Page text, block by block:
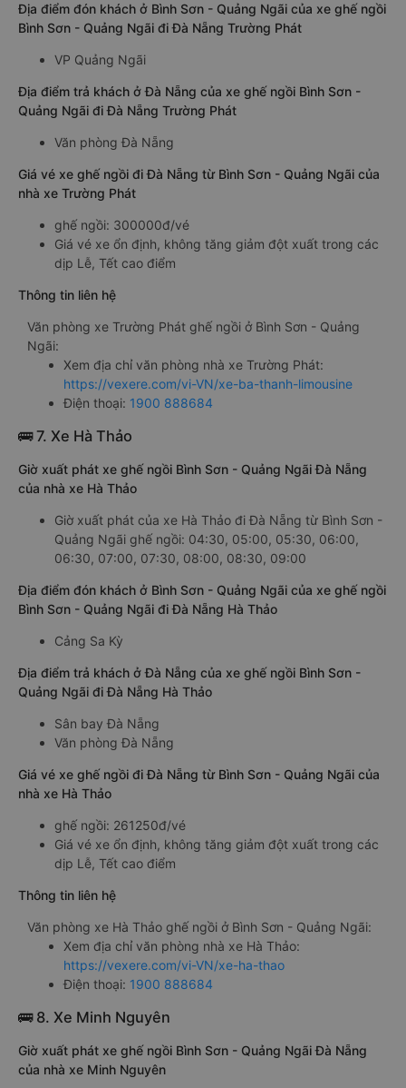
Địa điểm đón khách ở Bình Sơn - Quảng Ngãi của xe ghế ngồi
Bình Sơn - Quảng Ngãi đi Đà Nẵng Trường Phát
VP Quảng Ngãi
Địa điểm trả khách ở Đà Nẵng của xe ghế ngồi Bình Sơn -
Quảng Ngãi đi Đà Nẵng Trường Phát
Văn phòng Đà Nẵng
Giá vé xe ghế ngồi đi Đà Nẵng từ Bình Sơn - Quảng Ngãi của
nhà xe Trường Phát
ghế ngồi: 300000đ/vé
Giá vé xe ổn định, không tăng giảm đột xuất trong các
dịp Lễ, Tết cao điểm
Thông tin liên hệ
Văn phòng xe Trường Phát ghế ngồi ở Bình Sơn - Quảng
Ngãi:
Xem địa chỉ văn phòng nhà xe Trường Phát:
https://vexere.com/vi-VN/xe-ba-thanh-limousine
Điện thoại: 1900 888684
🚌 7. Xe Hà Thảo
Giờ xuất phát xe ghế ngồi Bình Sơn - Quảng Ngãi Đà Nẵng
của nhà xe Hà Thảo
Giờ xuất phát của xe Hà Thảo đi Đà Nẵng từ Bình Sơn -
Quảng Ngãi ghế ngồi: 04:30, 05:00, 05:30, 06:00,
06:30, 07:00, 07:30, 08:00, 08:30, 09:00
Địa điểm đón khách ở Bình Sơn - Quảng Ngãi của xe ghế ngồi
Bình Sơn - Quảng Ngãi đi Đà Nẵng Hà Thảo
Cảng Sa Kỳ
Địa điểm trả khách ở Đà Nẵng của xe ghế ngồi Bình Sơn -
Quảng Ngãi đi Đà Nẵng Hà Thảo
Sân bay Đà Nẵng
Văn phòng Đà Nẵng
Giá vé xe ghế ngồi đi Đà Nẵng từ Bình Sơn - Quảng Ngãi của
nhà xe Hà Thảo
ghế ngồi: 261250đ/vé
Giá vé xe ổn định, không tăng giảm đột xuất trong các
dịp Lễ, Tết cao điểm
Thông tin liên hệ
Văn phòng xe Hà Thảo ghế ngồi ở Bình Sơn - Quảng Ngãi:
Xem địa chỉ văn phòng nhà xe Hà Thảo:
https://vexere.com/vi-VN/xe-ha-thao
Điện thoại: 1900 888684
🚌 8. Xe Minh Nguyên
Giờ xuất phát xe ghế ngồi Bình Sơn - Quảng Ngãi Đà Nẵng
của nhà xe Minh Nguyên